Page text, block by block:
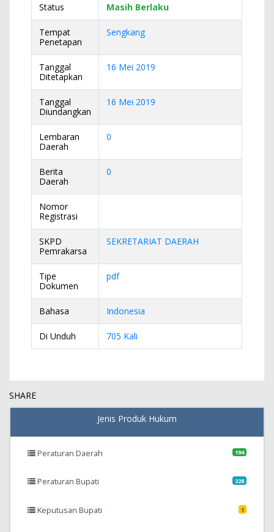
Status Masih Berlaku
Tempat
Penetapan
Sengkang
Tanggal
Ditetapkan
16 Mei 2019
Tanggal
Diundangkan
16 Mei 2019
Lembaran
Daerah
0
Berita
Daerah
0
Nomor
Registrasi
SKPD
Pemrakarsa
SEKRETARIAT DAERAH
Tipe
Dokumen
pdf
Bahasa Indonesia
Di Unduh 705 Kali
SHARE
Jenis Produk Hukum
Peraturan Daerah 194
Peraturan Bupati 228
Keputusan Bupati 1